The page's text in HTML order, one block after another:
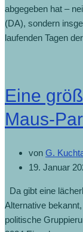
abgegeben hat –
(DA), sondern
laufenden Tagen
Eine
Maus-
von G.
19. Januar
Da gibt eine
Alternative
politische